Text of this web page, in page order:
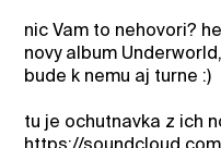
nic Vam to nehovori?
novy album
bude k nemu aj turne :)
tu je ochutnavka z ich